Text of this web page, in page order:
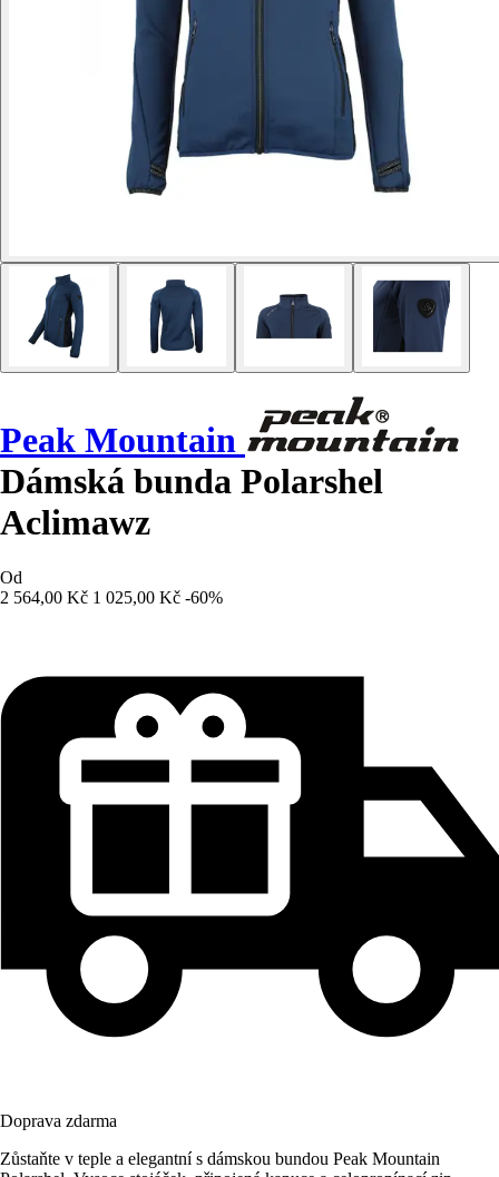
Peak Mountain
Dámská bunda Polarshel
Aclimawz
Od
2 564,00 Kč 1 025,00 Kč -60%
Doprava zdarma
Zůstaňte v teple a elegantní s dámskou bundou Peak Mountain